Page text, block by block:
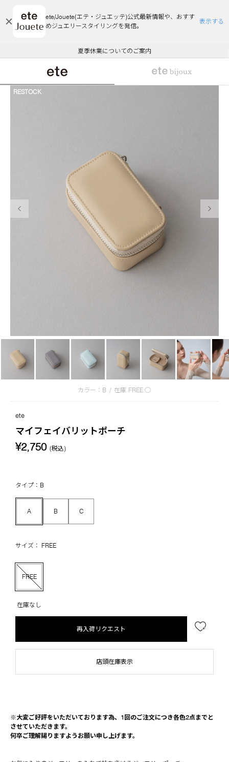
ete/Jouete(エテ・ジュエッテ)公式最新情報や、おすす
めジュエリースタイリングを発信。
表示する
エコラッピング及びエコポイント付与のご案内
ご注文いただいたお品物のお届け状況について
夏季休業についてのご案内
WEB Limited Items >>
採用のご案内
悪質な偽サイトにご注意ください
エコラッピング及びエコポイント付与のご案内
ご注文いただいたお品物のお届け状況について
カラー：B / 在庫 FREE:◯
RESTOCK
ete
マイフェイバリットポーチ
¥2,750 (税込)
タイプ：B
A B C
サイズ： FREE
FREE
在庫なし
再入荷リクエスト
店頭在庫表示
※大変ご好評をいただいております為、1回のご注文につき各色2点までと
させていただきます。
何卒ご理解賜りますようお願い申し上げます。